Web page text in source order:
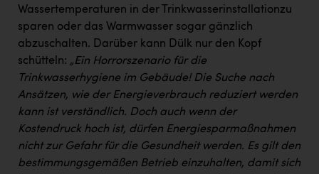
SCRI - Salzburg Cancer Research Institute
SCHMACHTL GmbH
Schwingshandl - automation technology gmbh
Seher + Partner
Smurfit Westrock Nettingsdorf
TCL
TGW Logistics
Wassertemperaturen in der Trinkwasserinstallationzu
sparen oder das Warmwasser sogar gänzlich
abzuschalten. Darüber kann Dülk nur den Kopf
schütteln: „Ein Horrorszenario für die
Trinkwasserhygiene im Gebäude! Die Suche nach
Ansätzen, wie der Energieverbrauch reduziert werden
kann ist verständlich. Doch auch wenn der
Kostendruck hoch ist, dürfen Energiesparmaßnahmen
nicht zur Gefahr für die Gesundheit werden. Es gilt den
bestimmungsgemäßen Betrieb einzuhalten, damit sich